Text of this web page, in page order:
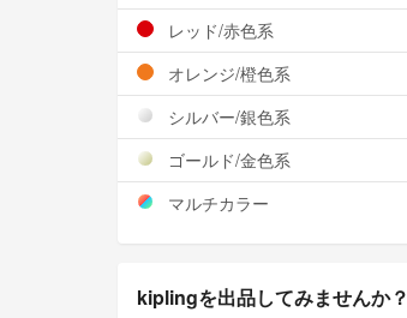
レッド/赤色系
オレンジ/橙色系
シルバー/銀色系
ゴールド/金色系
マルチカラー
kiplingを出品してみませんか？